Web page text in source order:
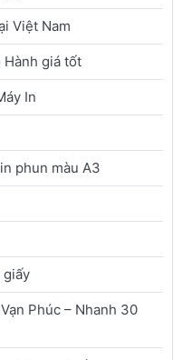
Việt Nam
Hành giá tốt
In
phun màu A3
giấy
Phúc – Nhanh 30